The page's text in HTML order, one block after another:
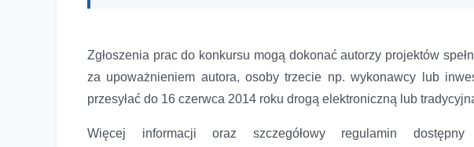
Zgłoszenia prac do konkursu mogą dokonać autorzy projektów
za upoważnieniem autora, osoby trzecie np. wykonawcy lub
przesyłać do 16 czerwca 2014 roku drogą elektroniczną lub
Więcej informacji oraz szczegółowy regulamin